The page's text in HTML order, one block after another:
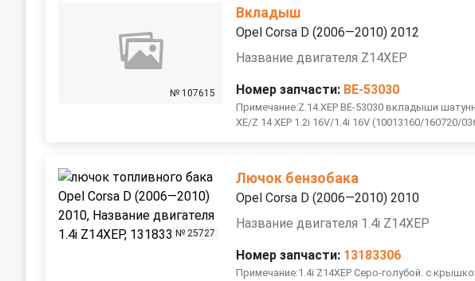
№ 107615
Вкладыш
Opel Corsa D (2006—2010) 2012
Название двигателя Z14XEP
Номер запчасти: BE-53030
Примечание:Z.14.XEP BE-53030 вкладыши
XE/Z 14 XEP 1.2i 16V/1.4i 16V (10013160/160720/
№ 25727
Лючок бензобака
Opel Corsa D (2006—2010) 2010
Название двигателя 1.4i Z14XEP
Номер запчасти: 13183306
Примечание:1.4i Z14XEP Серо-голубой. с